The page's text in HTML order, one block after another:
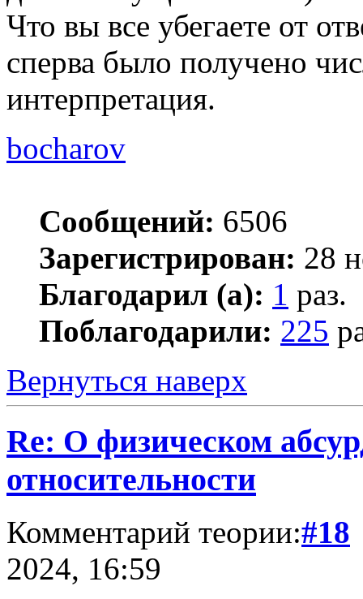
Что вы все убегаете от
сперва было получено
интерпретация.
bocharov
Сообщений: 6506
Зарегистрирован: 28
Благодарил (а): 1 раз.
Поблагодарили: 225
Вернуться наверх
Re: О физическом
относительности
Комментарий теории:#18
2024, 16:59